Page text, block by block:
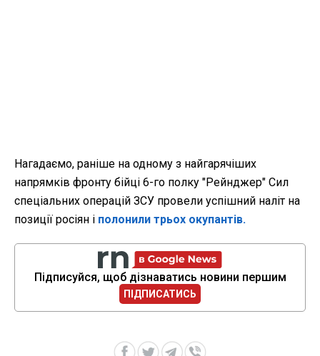
Нагадаємо, раніше на одному з найгарячіших
напрямків фронту бійці 6-го полку "Рейнджер" Сил
спеціальних операцій ЗСУ провели успішний наліт на
позиції росіян і полонили трьох окупантів.
Підписуйся, щоб дізнаватись новини першим
ПІДПИСАТИСЬ